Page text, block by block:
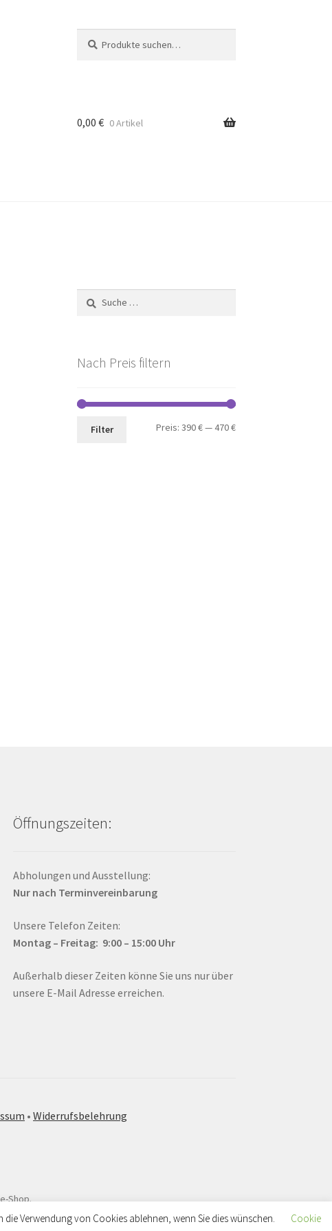
nach:
0,00 € 0 Artikel
Suche
nach:
Nach Preis filtern
Min.
Max.
Filter Preis: 390 €—470 €
Öffnungszeiten:
Abholungen und Ausstellung:
Nur nach Terminvereinbarung
Unsere Telefon Zeiten:
Montag – Freitag: 9:00 – 15:00 Uhr
Außerhalb dieser Zeiten könne Sie uns nur über
unsere E-Mail Adresse erreichen.
•Widerrufsbelehrung
Shop.
Verwendung von Cookies ablehnen, wenn Sie dies wünschen. Cookie